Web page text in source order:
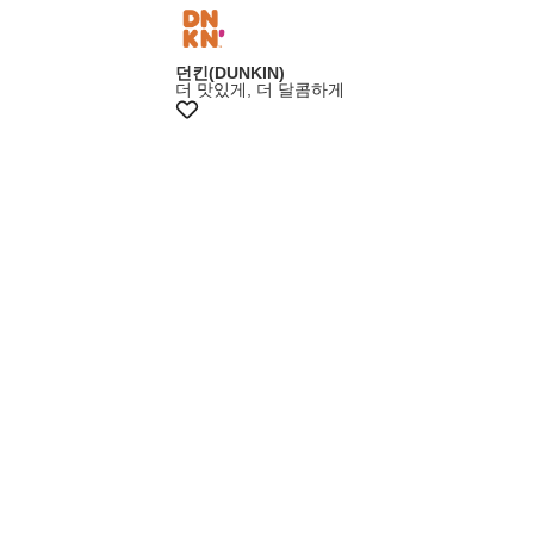
던킨(DUNKIN)
더 맛있게, 더 달콤하게